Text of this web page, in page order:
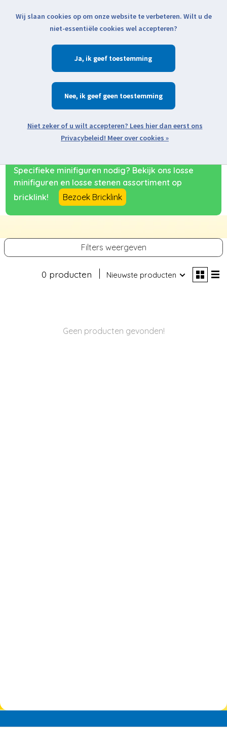
Klik voor actuele verzendinformatie...
Verlanglijst
Zoeken
Open webshop menu
Specifieke minifiguren nodig? Bekijk ons losse
minifiguren en losse stenen assortiment op
bricklink!
Bezoek Bricklink
Filters weergeven
0 producten Nieuwste producten
Geen producten gevonden!
Wij slaan cookies op om onze website te verbeteren. Wilt u de
niet-essentiële cookies wel accepteren?
Ja
Nee
Meer over cookies »